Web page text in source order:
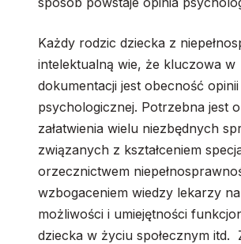
Każdy rodzic dziecka z
intelektualną wie, że kluczowa w
dokumentacji jest obecność opinii
psychologicznej. Potrzebna jest
załatwienia wielu niezbędnych
związanych z kształceniem
orzecznictwem
wzbogaceniem wiedzy lekarzy
możliwości i umiejętności
dziecka w życiu społecznym itd.